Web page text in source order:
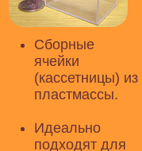
Сборные
ячейки
(кассетницы) из
пластмассы.
Идеально
подходят для